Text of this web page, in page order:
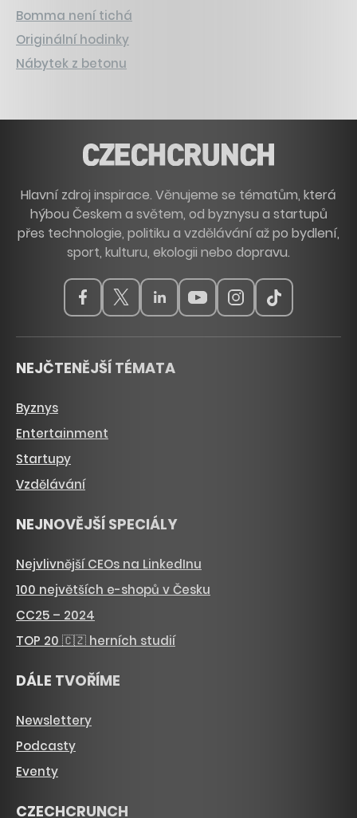
Bomma není tichá
Originální hodinky
Nábytek z betonu
Hlavní zdroj inspirace. Věnujeme se tématům, která
hýbou Českem a světem, od byznysu a startupů
přes technologie, politiku a vzdělávání až po bydlení,
sport, kulturu, ekologii nebo dopravu.
NEJČTENĚJŠÍ TÉMATA
Byznys
Entertainment
Startupy
Vzdělávání
NEJNOVĚJŠÍ SPECIÁLY
Nejvlivnější CEOs na LinkedInu
100 největších e-shopů v Česku
CC25 – 2024
TOP 20 🇨🇿 herních studií
DÁLE TVOŘÍME
Newslettery
Podcasty
Eventy
CZECHCRUNCH